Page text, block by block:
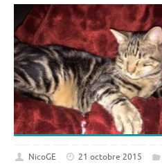
NicoGE 21 octobre 2015